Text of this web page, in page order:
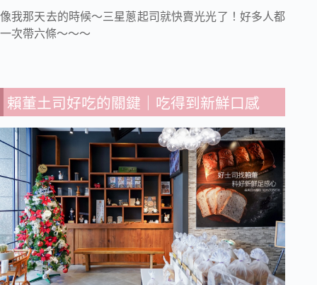
像我那天去的時候～三星蔥起司就快賣光光了！好多人都
一次帶六條～～～
賴董土司好吃的關鍵｜吃得到新鮮口感